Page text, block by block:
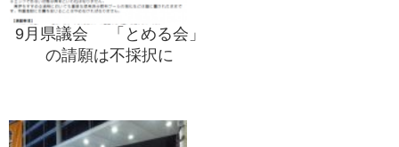
9月県議会 「とめる会」
の請願は不採択に